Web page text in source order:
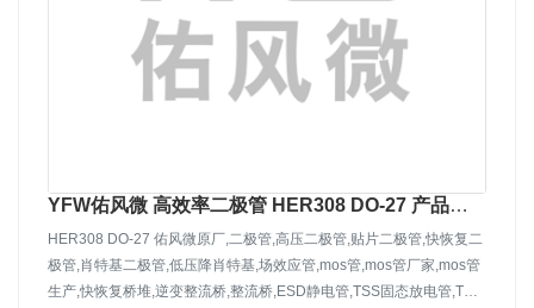
YFW佑风微 高效率二极管 HER308 DO-27 产品替
代UF5406 DO-27
HER308 DO-27 佑风微原厂,二极管,高压二极管,贴片二极管,快恢复二
极管,肖特基二极管,低压降肖特基,场效应管,mos管,mos管厂家,mos管
生产,快恢复桥堆,逆变整流桥,整流桥,ESD静电管,TSS固态放电管,TVS